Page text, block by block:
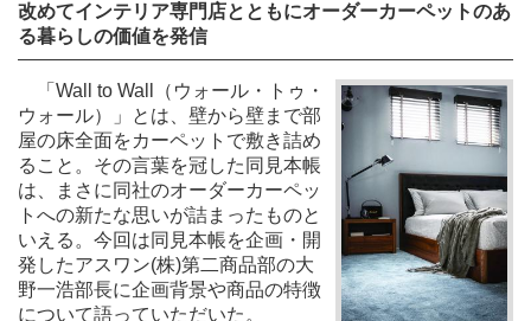
改めてインテリア専門店とともにオーダーカーペットのあ
る暮らしの価値を発信
「Wall to Wall（ウォール・トゥ・
ウォール）」とは、壁から壁まで部
屋の床全面をカーペットで敷き詰め
ること。その言葉を冠した同見本帳
は、まさに同社のオーダーカーペッ
トへの新たな思いが詰まったものと
いえる。今回は同見本帳を企画・開
発したアスワン(株)第二商品部の大
野一浩部長に企画背景や商品の特徴
について語っていただいた。